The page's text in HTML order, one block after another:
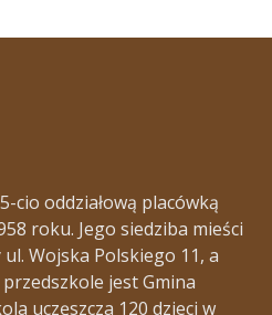
cio oddziałową placówką
roku. Jego siedziba mieści
Wojska Polskiego 11, a
jest Gmina
uczęszcza 120 dzieci w